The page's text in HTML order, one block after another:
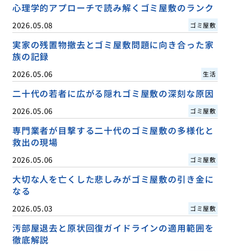
心理学的アプローチで読み解くゴミ屋敷のランク
2026.05.08 ゴミ屋敷
実家の残置物撤去とゴミ屋敷問題に向き合った家
族の記録
2026.05.06 生活
二十代の若者に広がる隠れゴミ屋敷の深刻な原因
2026.05.06 ゴミ屋敷
専門業者が目撃する二十代のゴミ屋敷の多様化と
救出の現場
2026.05.06 ゴミ屋敷
大切な人を亡くした悲しみがゴミ屋敷の引き金に
なる
2026.05.03 ゴミ屋敷
汚部屋退去と原状回復ガイドラインの適用範囲を
徹底解説